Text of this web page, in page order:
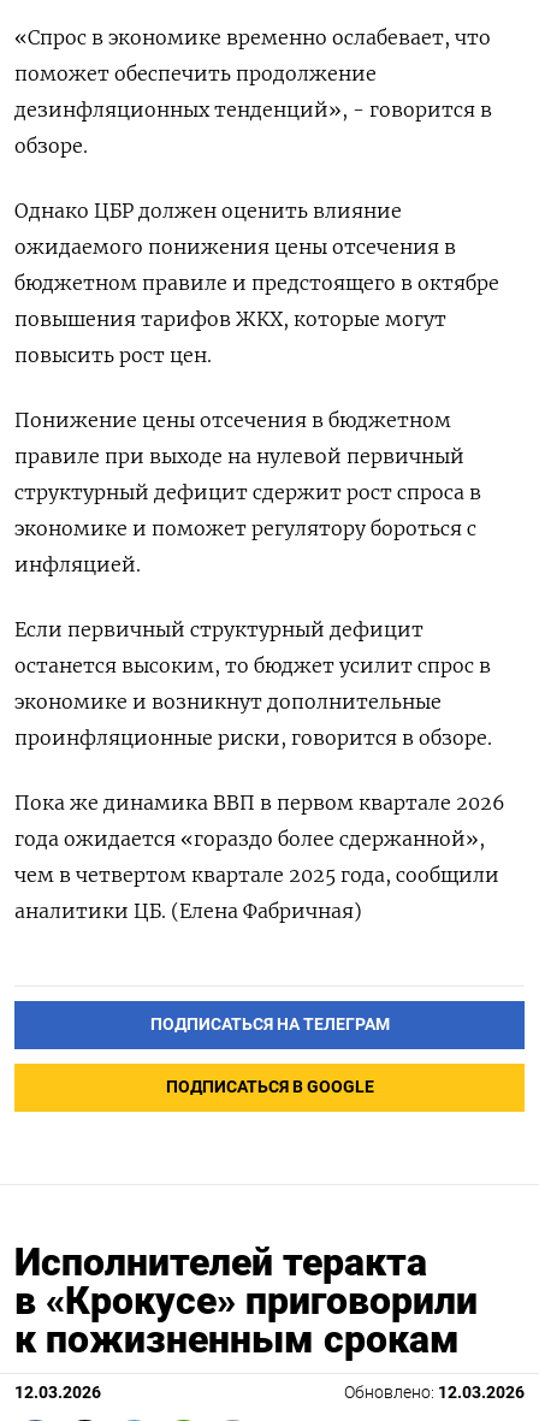
«Спрос в экономике ​временно ослабевает, что
поможет обеспечить продолжение
дезинфляционных тенденций», - говорится в
обзоре.
Однако ЦБР должен оценить влияние
ожидаемого понижения цены отсечения в
бюджетном правиле и предстоящего в октябре
повышения тарифов ЖКХ, которые могут
повысить рост цен.
Понижение цены отсечения в бюджетном
правиле при выходе на нулевой первичный
структурный ​дефицит сдержит рост ⁠спроса в
экономике и поможет регулятору бороться с
инфляцией.
Если первичный структурный дефицит
останется высоким, ‌то бюджет усилит спрос в
экономике и возникнут дополнительные
проинфляционные риски, ‌говорится в обзоре.
Пока же динамика ВВП в первом квартале 2026 ​
года ожидается «гораздо более сдержанной»,
чем в четвертом ‌квартале 2025 года, сообщили
аналитики ЦБ. (Елена Фабричная)
ПОДПИСАТЬСЯ НА ТЕЛЕГРАМ
ПОДПИСАТЬСЯ В GOOGLE
Исполнителей теракта
в «Крокусе» приговорили
к пожизненным срокам
12.03.2026 Обновлено: 12.03.2026